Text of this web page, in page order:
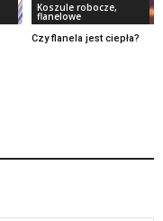
Koszule robocze,
flanelowe
Czy flanela jest ciepła?